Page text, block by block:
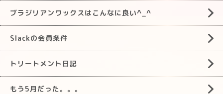
ブラジリアンワックスはこんなに良い^_^
Slackの会員条件
トリートメント日記
もう5月だった。。。